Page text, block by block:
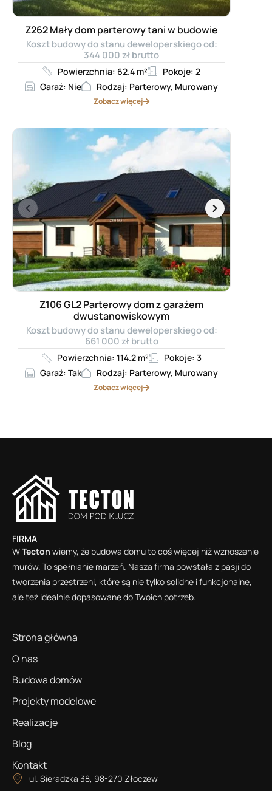
Z262 Mały dom parterowy tani w budowie
Koszt budowy do stanu deweloperskiego od:
344 000 zł brutto
Powierzchnia: 62.4 m²
Pokoje: 2
Garaż: Nie
Rodzaj: Parterowy, Murowany
Zobacz więcej
Z106 GL2 Parterowy dom z garażem
dwustanowiskowym
Koszt budowy do stanu deweloperskiego od:
661 000 zł brutto
Powierzchnia: 114.2 m²
Pokoje: 3
Garaż: Tak
Rodzaj: Parterowy, Murowany
Zobacz więcej
FIRMA
WTecton wiemy, że budowa domu to coś więcej niż wznoszenie
murów. To spełnianie marzeń. Nasza firma powstała z pasji do
tworzenia przestrzeni, które są nie tylko solidne i funkcjonalne,
ale też idealnie dopasowane do Twoich potrzeb.
Strona główna
O nas
Budowa domów
Projekty modelowe
Realizacje
Blog
Kontakt
ul. Sieradzka 38, 98-270 Złoczew